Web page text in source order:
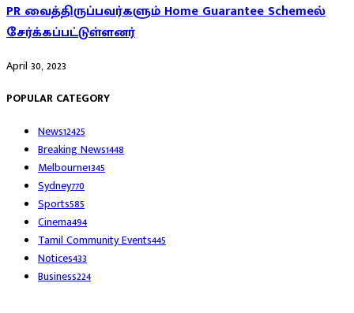
PR வைத்திருப்பவர்களும் Home Guarantee Schemeல்
சேர்க்கப்பட்டுள்ளனர்
April 30, 2023
POPULAR CATEGORY
News12425
Breaking News1448
Melbourne1345
Sydney770
Sports585
Cinema494
Tamil Community Events445
Notices433
Business224